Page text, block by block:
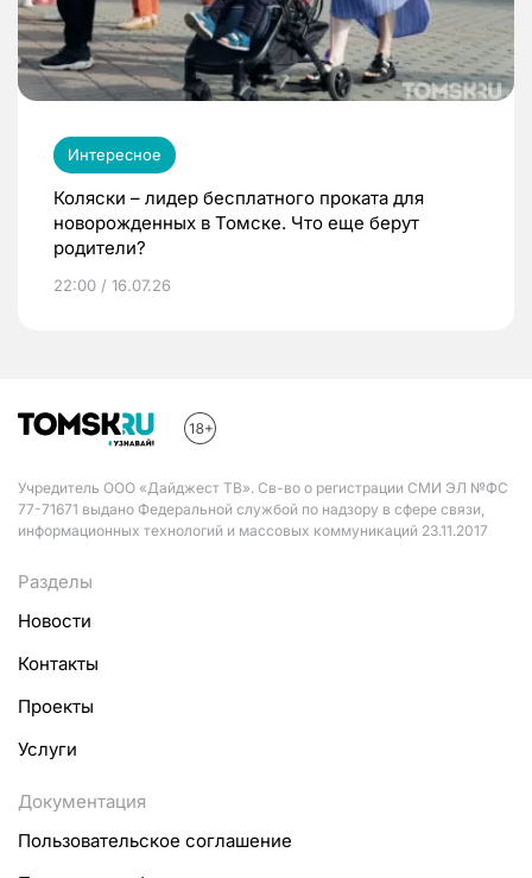
Интересное
Коляски – лидер бесплатного проката для
новорожденных в Томске. Что еще берут
родители?
22:00 / 16.07.26
Учредитель ООО «Дайджест ТВ». Св-во о регистрации СМИ ЭЛ №ФС
77-71671 выдано Федеральной службой по надзору в сфере связи,
информационных технологий и массовых коммуникаций 23.11.2017
Разделы
Новости
Контакты
Проекты
Услуги
Документация
Пользовательское соглашение